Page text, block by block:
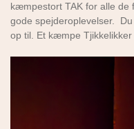
kæmpestort TAK for alle de
gode spejderoplevelser.
op til. Et kæmpe Tjikkelikker